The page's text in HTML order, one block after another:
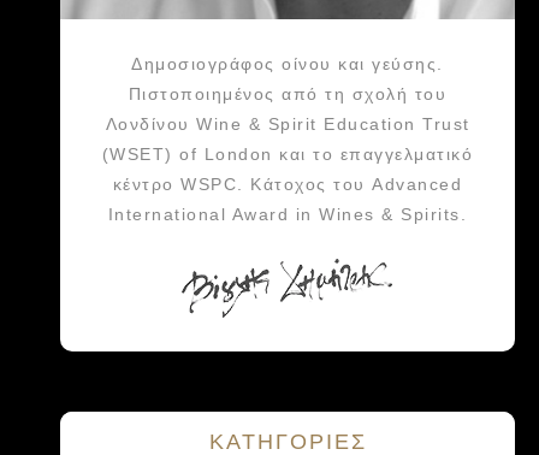
Δημοσιογράφος οίνου και γεύσης.
Πιστοποιημένος από τη σχολή του
Λονδίνου Wine & Spirit Education Trust
(WSET) of London και το επαγγελματικό
κέντρο WSPC. Κάτοχος του Advanced
International Award in Wines & Spirits.
KΑΤΗΓΟΡΙΕΣ